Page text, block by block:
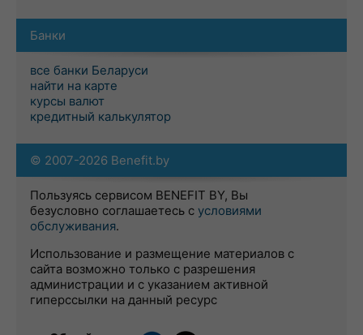
Банки
все банки Беларуси
найти на карте
курсы валют
кредитный калькулятор
© 2007-2026 Benefit.by
Пользуясь сервисом BENEFIT BY, Вы
безусловно соглашаетесь с условиями
обслуживания.
Использование и размещение материалов с
сайта возможно только с разрешения
администрации и с указанием активной
гиперссылки на данный ресурс